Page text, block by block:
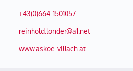
+43(0)664-1501057
reinhold.londer@a1.net
www.askoe-villach.at